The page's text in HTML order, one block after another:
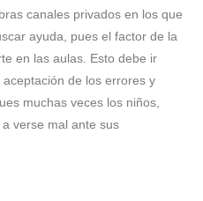
canales privados en los que
ayuda, pues el factor de la
en las aulas. Esto debe ir
de los errores y
muchas veces los niños,
verse mal ante sus